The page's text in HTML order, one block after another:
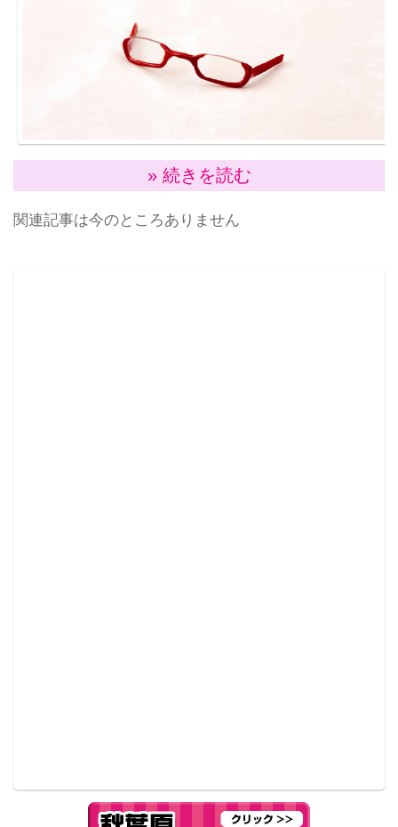
小さな体ながらも「首・肩・肘・手首・腰・股・膝・
ベースの上では楽々といろんなポーズがとることがで
» 続きを読む
関連記事は今のところありません